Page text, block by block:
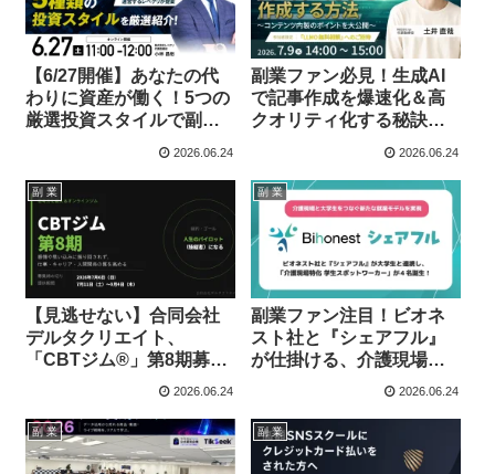
【6/27開催】あなたの代
わりに資産が働く！5つの
厳選投資スタイルで副業
2026.06.24
副業ファン必見！生成AI
で記事作成を爆速化＆高
クオリティ化する秘訣を
2026.06.24
副 業
【見逃せない】合同会社
デルタクリエイト、
「CBTジム®」第8期募集
開始！あなたの副業・キ
トレーニングを徹底解説
2026.06.24
副 業
副業ファン注目！ビオネ
スト社と『シェアフル』
が仕掛ける、介護現場の
新「推し活」バイトモデ
2026.06.24
副 業 副 業